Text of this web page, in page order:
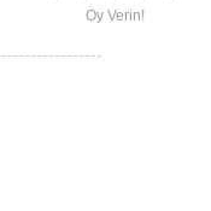
Oy Verin!